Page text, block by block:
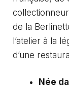
de la
l’atelier à la
d’une
Née